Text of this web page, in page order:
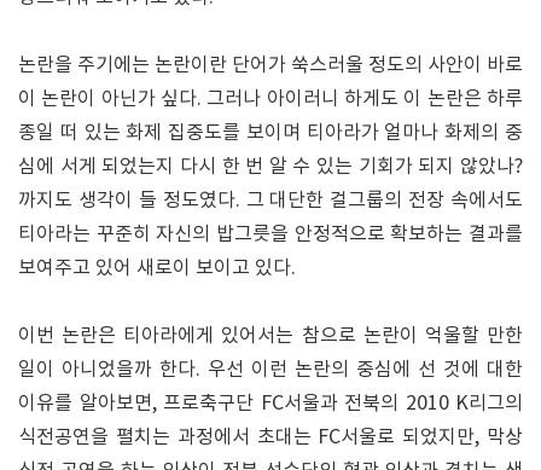
논란을 주기에는 논란이란 단어가 쑥스러울 정도의 사안이 바로
이 논란이 아닌가 싶다. 그러나 아이러니 하게도 이 논란은 하루
종일 떠 있는 화제 집중도를 보이며 티아라가 얼마나 화제의 중
심에 서게 되었는지 다시 한 번 알 수 있는 기회가 되지 않았나?
까지도 생각이 들 정도였다. 그 대단한 걸그룹의 전장 속에서도
티아라는 꾸준히 자신의 밥그릇을 안정적으로 확보하는 결과를
보여주고 있어 새로이 보이고 있다.
이번 논란은 티아라에게 있어서는 참으로 논란이 억울할 만한
일이 아니었을까 한다. 우선 이런 논란의 중심에 선 것에 대한
이유를 알아보면, 프로축구단 FC서울과 전북의 2010 K리그의
식전공연을 펼치는 과정에서 초대는 FC서울로 되었지만, 막상